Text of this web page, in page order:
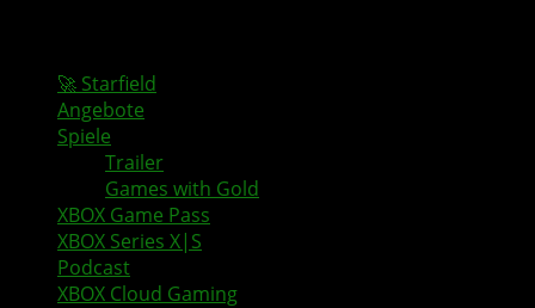
🚀 Starfield
Angebote
Spiele
Trailer
Games with Gold
XBOX Game Pass
XBOX Series X|S
Podcast
XBOX Cloud Gaming